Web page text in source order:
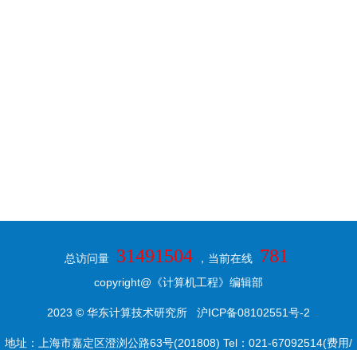
总访问量 31491504 ，当前在线 781
copyright@《计算机工程》编辑部
2023 © 华东计算技术研究所 沪ICP备08102551号-2
地址：上海市嘉定区澄浏公路63号(201808) Tel：021-67092514(费用/